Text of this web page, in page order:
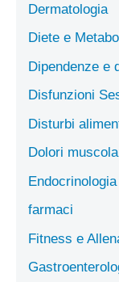
Dermatologia
Diete e
Dipendenze e
Disfunzioni
Disturbi
Dolori
Endocrinologia
farmaci
Fitness e